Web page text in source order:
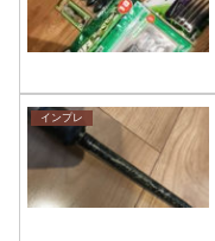
インプレ